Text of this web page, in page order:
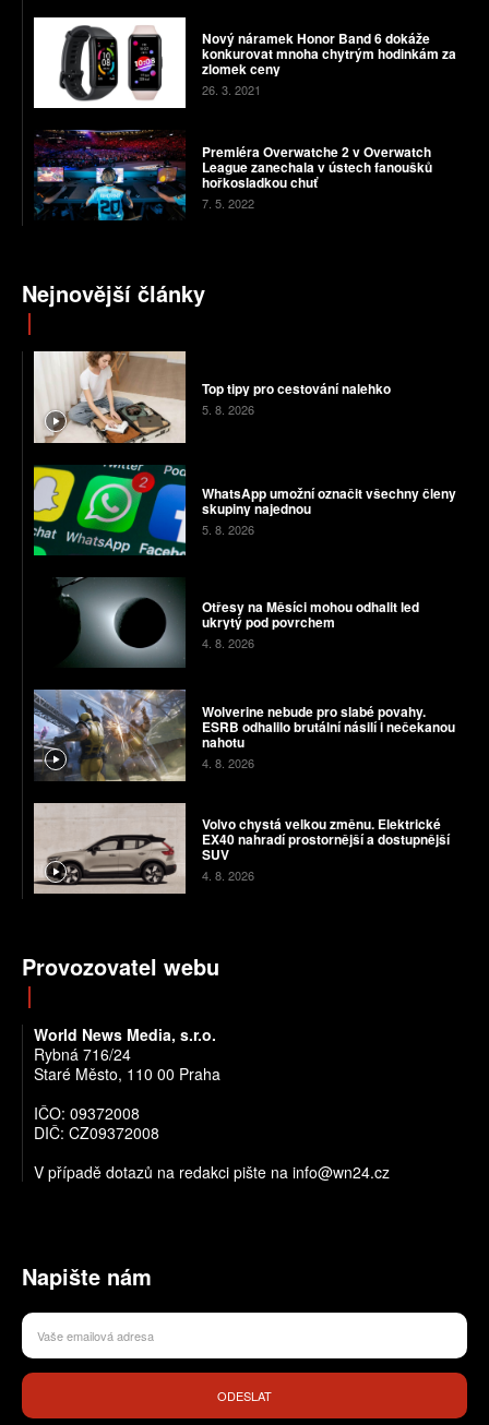
Nový náramek Honor Band 6 dokáže
konkurovat mnoha chytrým hodinkám za
zlomek ceny
26. 3. 2021
Premiéra Overwatche 2 v Overwatch
League zanechala v ústech fanoušků
hořkosladkou chuť
7. 5. 2022
Nejnovější články
Top tipy pro cestování nalehko
5. 8. 2026
WhatsApp umožní označit všechny členy
skupiny najednou
5. 8. 2026
Otřesy na Měsíci mohou odhalit led
ukrytý pod povrchem
4. 8. 2026
Wolverine nebude pro slabé povahy.
ESRB odhalilo brutální násilí i nečekanou
nahotu
4. 8. 2026
Volvo chystá velkou změnu. Elektrické
EX40 nahradí prostornější a dostupnější
SUV
4. 8. 2026
Provozovatel webu
World News Media, s.r.o.
Rybná 716/24
Staré Město, 110 00 Praha
IČO: 09372008
DIČ: CZ09372008
V případě dotazů na redakci pište na info@wn24.cz
Napište nám
ODESLAT